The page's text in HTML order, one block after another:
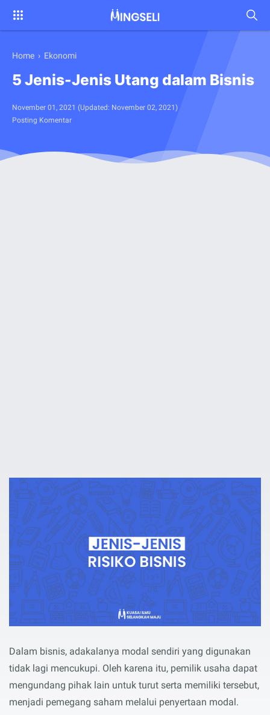
Home › Ekonomi
5 Jenis-Jenis Utang dalam Bisnis
November 01, 2021 (Updated: November 02, 2021)
Posting Komentar
Dalam bisnis, adakalanya modal sendiri yang digunakan
tidak lagi mencukupi. Oleh karena itu, pemilik usaha dapat
mengundang pihak lain untuk turut serta memiliki tersebut,
menjadi pemegang saham melalui penyertaan modal.